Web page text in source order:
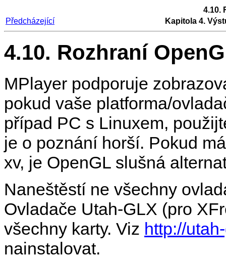
4.10.
Předcházející
Kapitola 4.
4.10. Rozhraní
MPlayer podporuje
pokud vaše platforma/
případ PC s Linuxem,
je o poznání horší. Pokud
xv, je OpenGL slušná
Naneštěstí ne všechny
Ovladače Utah-GLX (pro
všechny karty. Viz http://
nainstalovat.